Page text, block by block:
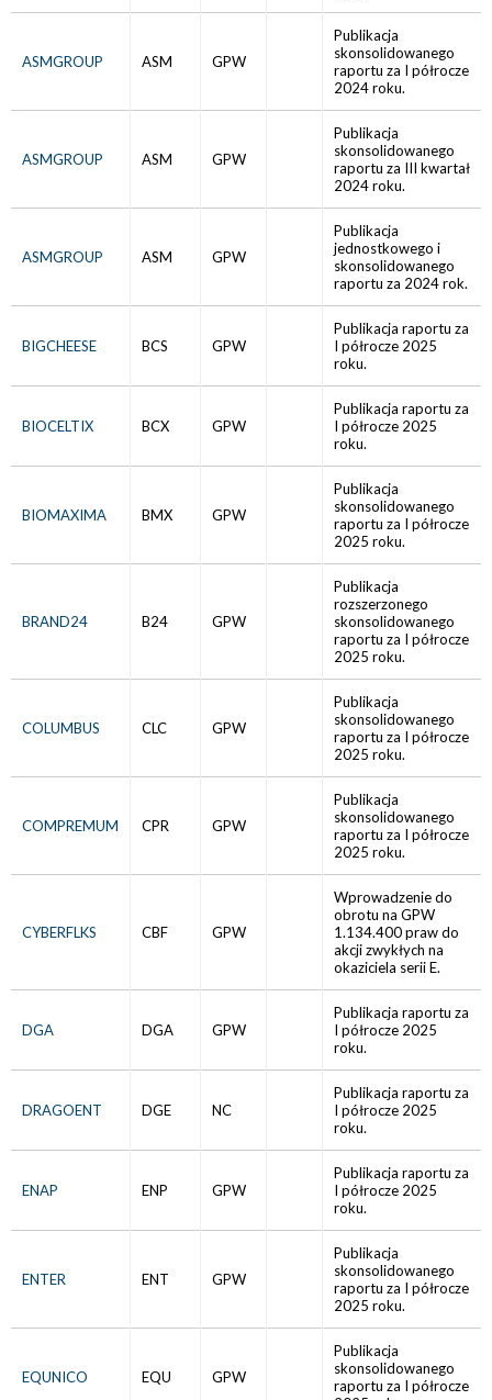
ASMGROUP ASM GPW
Publikacja
skonsolidowanego
raportu za I półrocze
2024 roku.
ASMGROUP ASM GPW
Publikacja
skonsolidowanego
raportu za III kwartał
2024 roku.
ASMGROUP ASM GPW
Publikacja
jednostkowego i
skonsolidowanego
raportu za 2024 rok.
BIGCHEESE BCS GPW
Publikacja raportu za
I półrocze 2025
roku.
BIOCELTIX BCX GPW
Publikacja raportu za
I półrocze 2025
roku.
BIOMAXIMA BMX GPW
Publikacja
skonsolidowanego
raportu za I półrocze
2025 roku.
BRAND24 B24 GPW
Publikacja
rozszerzonego
skonsolidowanego
raportu za I półrocze
2025 roku.
COLUMBUS CLC GPW
Publikacja
skonsolidowanego
raportu za I półrocze
2025 roku.
COMPREMUM CPR GPW
Publikacja
skonsolidowanego
raportu za I półrocze
2025 roku.
CYBERFLKS CBF GPW
Wprowadzenie do
obrotu na GPW
1.134.400 praw do
akcji zwykłych na
okaziciela serii E.
DGA DGA GPW
Publikacja raportu za
I półrocze 2025
roku.
DRAGOENT DGE NC
Publikacja raportu za
I półrocze 2025
roku.
ENAP ENP GPW
Publikacja raportu za
I półrocze 2025
roku.
ENTER ENT GPW
Publikacja
skonsolidowanego
raportu za I półrocze
2025 roku.
EQUNICO EQU GPW
Publikacja
skonsolidowanego
raportu za I półrocze